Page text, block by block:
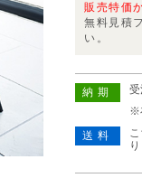
販売特価
無料見積
い。
納期
※
送料